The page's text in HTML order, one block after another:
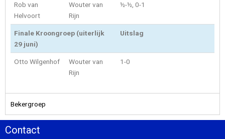
Rob van
Helvoort
Wouter van
Rijn
½-½, 0-1
Finale Kroongroep (uiterlijk
29 juni)
Uitslag
Otto Wilgenhof
Wouter van
Rijn
1-0
Bekergroep
Contact